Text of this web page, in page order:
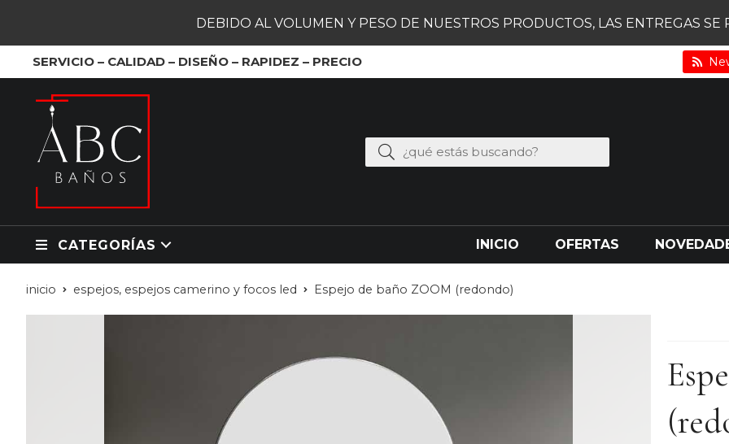
DEBIDO AL VOLUMEN Y PESO DE NUESTROS PRODUCTOS, LAS ENTREGAS SE
SERVICIO – CALIDAD – DISEÑO – RAPIDEZ – PRECIO
CATEGORÍAS INICIO OFERTAS
inicio espejos, espejos camerino y focos led Espejo de baño ZOOM (redondo)